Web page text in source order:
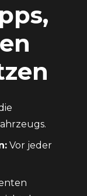
Vor jeder